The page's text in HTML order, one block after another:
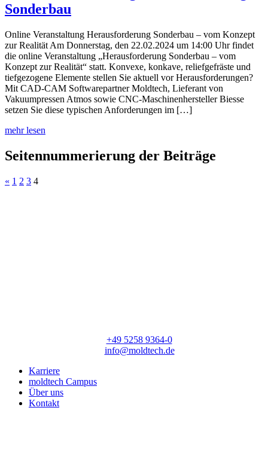
Sonderbau
Online Veranstaltung Herausforderung Sonderbau – vom Konzept
zur Realität Am Donnerstag, den 22.02.2024 um 14:00 Uhr findet
die online Veranstaltung „Herausforderung Sonderbau – vom
Konzept zur Realität“ statt. Konvexe, konkave, reliefgefräste und
tiefgezogene Elemente stellen Sie aktuell vor Herausforderungen?
Mit CAD-CAM Softwarepartner Moldtech, Lieferant von
Vakuumpressen Atmos sowie CNC-Maschinenhersteller Biesse
setzen Sie diese typischen Anforderungen im […]
mehr lesen
Seitennummerierung der Beiträge
« 1 2 3 4
+49 5258 9364-0
info@moldtech.de
Karriere
moldtech Campus
Über uns
Kontakt